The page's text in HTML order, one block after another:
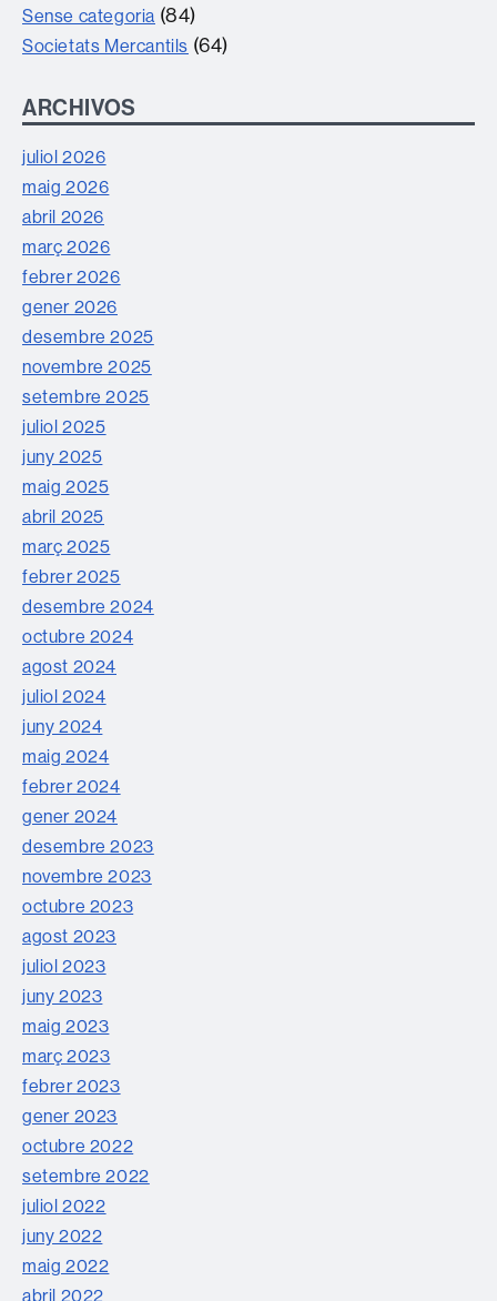
Sense categoria (84)
Societats Mercantils (64)
ARCHIVOS
juliol 2026
maig 2026
abril 2026
març 2026
febrer 2026
gener 2026
desembre 2025
novembre 2025
setembre 2025
juliol 2025
juny 2025
maig 2025
abril 2025
març 2025
febrer 2025
desembre 2024
octubre 2024
agost 2024
juliol 2024
juny 2024
maig 2024
febrer 2024
gener 2024
desembre 2023
novembre 2023
octubre 2023
agost 2023
juliol 2023
juny 2023
maig 2023
març 2023
febrer 2023
gener 2023
octubre 2022
setembre 2022
juliol 2022
juny 2022
maig 2022
abril 2022